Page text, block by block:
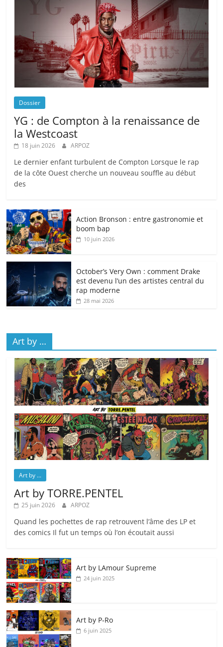
Dossier
YG : de Compton à la renaissance de
la Westcoast
18 juin 2026 ARPOZ
Le dernier enfant turbulent de Compton Lorsque le rap
de la côte Ouest cherche un nouveau souffle au début
des
Action Bronson : entre gastronomie et
boom bap
10 juin 2026
October’s Very Own : comment Drake
est devenu l’un des artistes central du
rap moderne
28 mai 2026
Art by …
Art by ...
Art by TORRE.PENTEL
25 juin 2026 ARPOZ
Quand les pochettes de rap retrouvent l’âme des LP et
des comics Il fut un temps où l’on écoutait aussi
Art by LAmour Supreme
24 juin 2025
Art by P‑Ro
6 juin 2025